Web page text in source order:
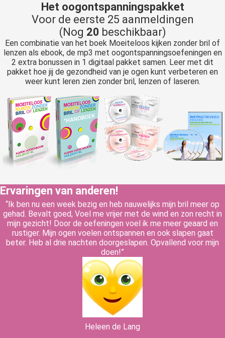
Het oogontspanningspakket
Voor de eerste 25 aanmeldingen
(Nog 20 beschikbaar)
Een combinatie van het boek Moeiteloos kijken zonder bril of
lenzen als ebook, de mp3 met oogontspanningsoefeningen en
2 extra bonussen in 1 digitaal pakket samen. Leer met dit
pakket hoe jij de gezondheid van je ogen kunt verbeteren en
weer kunt leren zien zonder bril, lenzen of laseren.
Ervaringen van anderen!
“Ik ben nu een week bezig en heb nauwelijks mijn bril meer op
gehad. Bevalt goed, Voel me vrijer met de wind en zon recht in
mijn gezicht! Door de oefeningen voel ik me meer geaard en
rustiger. Mijn ogen voelen ontspannen en ook slapen gaat
beter. Heb al drie nachten doorgeslapen. Opvallend voor mijn
doen!”
Heleen de Lang